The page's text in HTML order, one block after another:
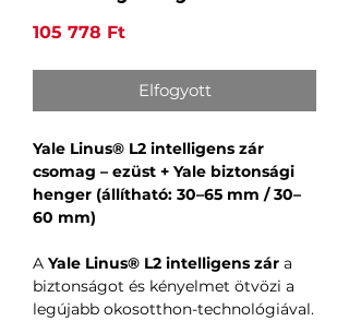
105 778 FtÁr
Elfogyott
Yale Linus® L2 intelligens zár
csomag – ezüst + Yale biztonsági
henger (állítható: 30–65 mm / 30–
60 mm)
A Yale Linus® L2 intelligens zár a
biztonságot és kényelmet ötvözi a
legújabb okosotthon-technológiával.